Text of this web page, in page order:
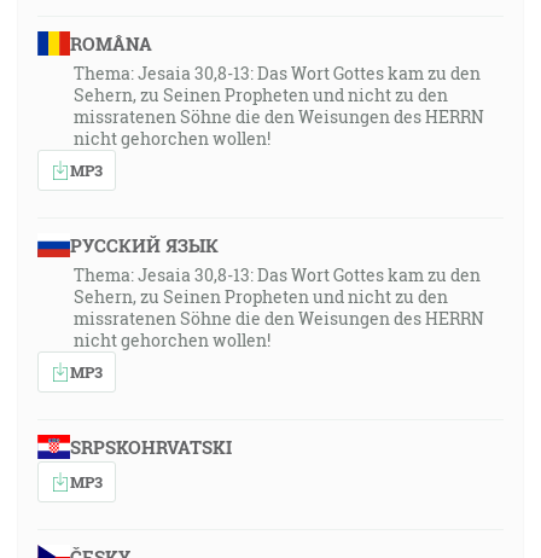
ROMÂNA
Thema: Jesaia 30,8-13: Das Wort Gottes kam zu den
Sehern, zu Seinen Propheten und nicht zu den
missratenen Söhne die den Weisungen des HERRN
nicht gehorchen wollen!
MP3
РУССКИЙ ЯЗЫК
Thema: Jesaia 30,8-13: Das Wort Gottes kam zu den
Sehern, zu Seinen Propheten und nicht zu den
missratenen Söhne die den Weisungen des HERRN
nicht gehorchen wollen!
MP3
SRPSKOHRVATSKI
MP3